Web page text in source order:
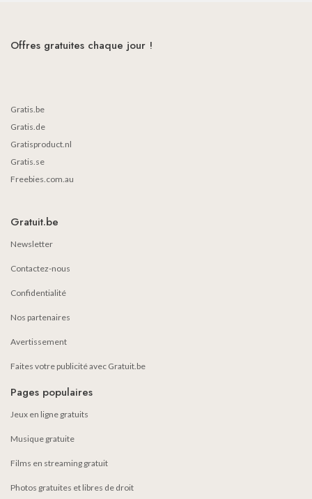
Offres gratuites chaque jour !
Gratis.be
Gratis.de
Gratisproduct.nl
Gratis.se
Freebies.com.au
Gratuit.be
Newsletter
Contactez-nous
Confidentialité
Nos partenaires
Avertissement
Faites votre publicité avec Gratuit.be
Pages populaires
Jeux en ligne gratuits
Musique gratuite
Films en streaming gratuit
Photos gratuites et libres de droit